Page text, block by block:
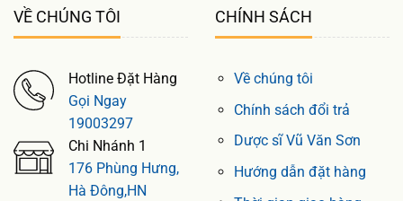
VỀ CHÚNG TÔI
Hotline Đặt Hàng
Gọi Ngay
19003297
Chi Nhánh 1
176 Phùng Hưng,
Hà Đông,HN
CHÍNH SÁCH
Về chúng tôi
Chính sách đổi trả
Dược sĩ Vũ Văn Sơn
Hướng dẫn đặt hàng